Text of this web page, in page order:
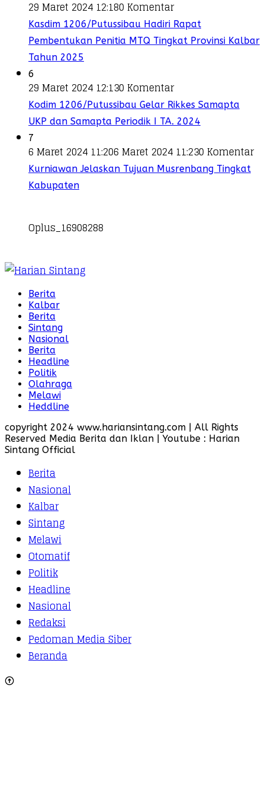
29 Maret 2024 12:180 Komentar
Kasdim 1206/Putussibau Hadiri Rapat
Pembentukan Penitia MTQ Tingkat Provinsi Kalbar
Tahun 2025
6
29 Maret 2024 12:130 Komentar
Kodim 1206/Putussibau Gelar Rikkes Samapta
UKP dan Samapta Periodik I TA. 2024
7
6 Maret 2024 11:206 Maret 2024 11:230 Komentar
Kurniawan Jelaskan Tujuan Musrenbang Tingkat
Kabupaten
Oplus_16908288
Berita
Kalbar
Berita
Sintang
Nasional
Berita
Headline
Politik
Olahraga
Melawi
Heddline
copyright 2024 www.hariansintang.com | All Rights
Reserved Media Berita dan Iklan | Youtube : Harian
Sintang Official
Berita
Nasional
Kalbar
Sintang
Melawi
Otomatif
Politik
Headline
Nasional
Redaksi
Pedoman Media Siber
Beranda